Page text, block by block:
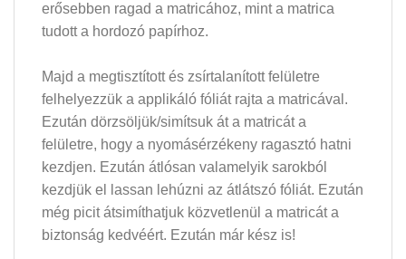
erősebben ragad a matricához, mint a matrica
tudott a hordozó papírhoz.
Majd a megtisztított és zsírtalanított felületre
felhelyezzük a applikáló fóliát rajta a matricával.
Ezután dörzsöljük/simítsuk át a matricát a
felületre, hogy a nyomásérzékeny ragasztó hatni
kezdjen. Ezután átlósan valamelyik sarokból
kezdjük el lassan lehúzni az átlátszó fóliát. Ezután
még picit átsimíthatjuk közvetlenül a matricát a
biztonság kedvéért. Ezután már kész is!